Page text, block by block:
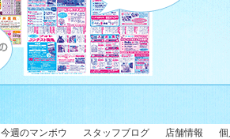
今週のマンボウ スタッフブログ 店舗情報